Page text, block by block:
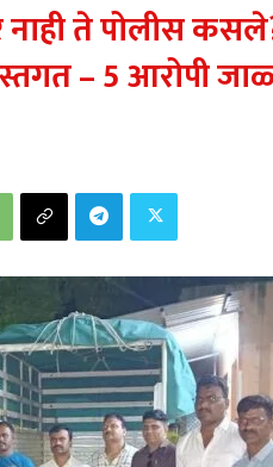
ते पोलीस
– 5 आरोपी